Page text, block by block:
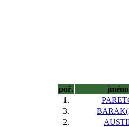
poř.
1.
3.
2.